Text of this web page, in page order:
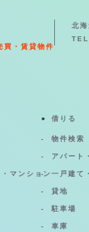
買・賃貸物件
北
マンション
借りる
物件検索
アパート
一戸建て
貸地
駐車場
車庫